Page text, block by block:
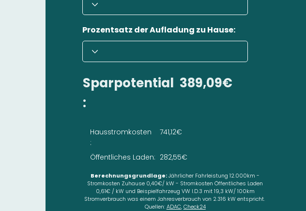
Prozentsatz der Aufladung zu Hause:
Sparpotential
:
389,09€
Hausstromkosten
:
Öffentliches Laden:
741,12€
282,55€
Berechnungsgrundlage:Jährlicher Fahrleistung 12.000km -
Stromkosten Zuhause 0,40€/ kW - Stromkosten Öffentliches Laden
0,61€ / kW und Beispielfahrzeug VW I.D.3 mit 19,3 kW/ 100km
Stromverbrauch was einem Jahresverbrauch von 2.316 kW entspricht.
Quellen:ADAC,Check24